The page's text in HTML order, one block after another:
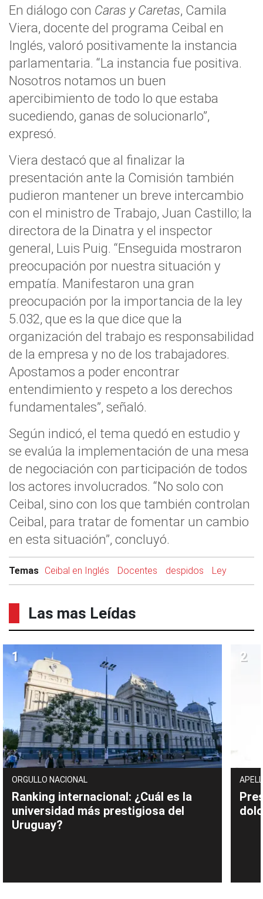
En diálogo con Caras y Caretas, Camila
Viera, docente del programa Ceibal en
Inglés, valoró positivamente la instancia
parlamentaria. “La instancia fue positiva.
Nosotros notamos un buen
apercibimiento de todo lo que estaba
sucediendo, ganas de solucionarlo”,
expresó.
Viera destacó que al finalizar la
presentación ante la Comisión también
pudieron mantener un breve intercambio
con el ministro de Trabajo, Juan Castillo; la
directora de la Dinatra y el inspector
general, Luis Puig. “Enseguida mostraron
preocupación por nuestra situación y
empatía. Manifestaron una gran
preocupación por la importancia de la ley
5.032, que es la que dice que la
organización del trabajo es responsabilidad
de la empresa y no de los trabajadores.
Apostamos a poder encontrar
entendimiento y respeto a los derechos
fundamentales”, señaló.
Según indicó, el tema quedó en estudio y
se evalúa la implementación de una mesa
de negociación con participación de todos
los actores involucrados. “No solo con
Ceibal, sino con los que también controlan
Ceibal, para tratar de fomentar un cambio
en esta situación”, concluyó.
Temas Ceibal en Inglés Docentes despidos Ley
Las mas Leídas
ORGULLO NACIONAL
Ranking internacional: ¿Cuál es la
universidad más prestigiosa del
Uruguay?